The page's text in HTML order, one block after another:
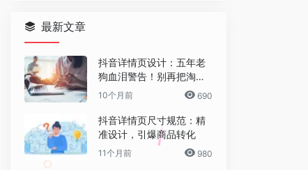
最新文章
抖音详情页设计：五年老
狗血泪警告！别再把淘宝
详情页直接搬过来了！
10个月前 690
抖音详情页尺寸规范：精
准设计，引爆商品转化
11个月前 980